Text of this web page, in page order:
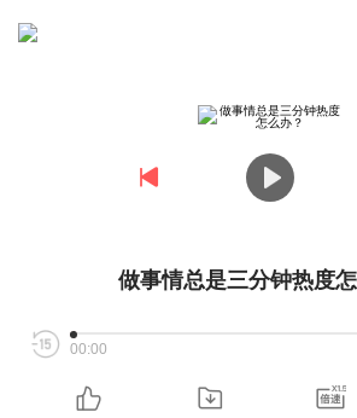
做事情总是三分钟热度
00:00